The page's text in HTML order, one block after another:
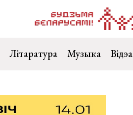
Літаратура Музыка Відэа